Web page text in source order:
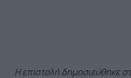
Η επιστολή δημοσιεύθηκε